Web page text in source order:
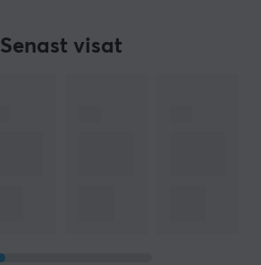
Senast visat